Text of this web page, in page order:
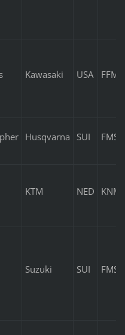
Kawasaki USA FFM
Husqvarna SUI FMS
KTM NED
Suzuki SUI FMS